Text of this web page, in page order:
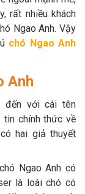
giống chó
tin về chó
rất nhiều khách
Ngao Anh. Vậy
chó Ngao Anh
Anh
đến với cái tên
tin chính thức về
hai giả thuyết
Ngao Anh có
là loài chó có